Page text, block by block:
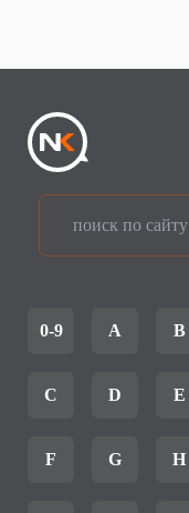
0-9 A B
C D E
F G H